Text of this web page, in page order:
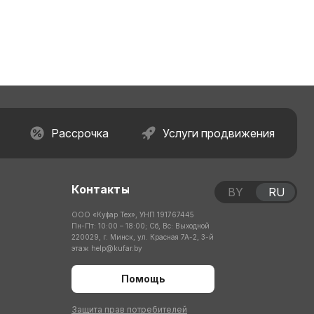
Рассрочка Услуги продвижения
Контакты
ООО «Куфар Тех», УНП 191767445
Пн-Пт: 10:00 – 18:00; Сб, Вс: Выходной
220029, г. Минск, ул. Красная 7А-2, 3-й
этаж help@kufar.by
Помощь
Защита прав потребителей
BY RU